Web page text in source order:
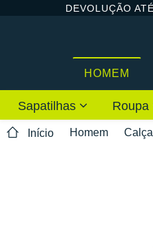
DEVOLUÇÃO
HOMEM
Sapatilhas Roupa
Início Homem